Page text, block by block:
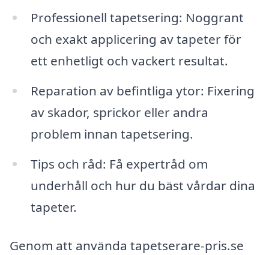
Professionell tapetsering: Noggrant
och exakt applicering av tapeter för
ett enhetligt och vackert resultat.
Reparation av befintliga ytor: Fixering
av skador, sprickor eller andra
problem innan tapetsering.
Tips och råd: Få expertråd om
underhåll och hur du bäst vårdar dina
tapeter.
Genom att använda tapetserare-pris.se